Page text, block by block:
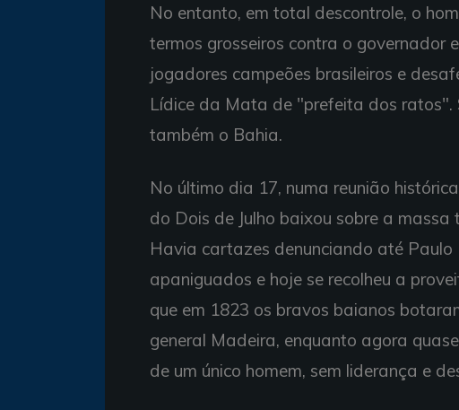
No entanto, em total descontrole, o
termos grosseiros contra o
jogadores campeões brasileiros e
Lídice da Mata de "prefeita dos ratos".
também o Bahia.
No último dia 17, numa reunião
do Dois de Julho baixou sobre a
Havia cartazes denunciando até
apaniguados e hoje se recolheu a
que em 1823 os bravos baianos
general Madeira, enquanto agora
de um único homem, sem liderança e